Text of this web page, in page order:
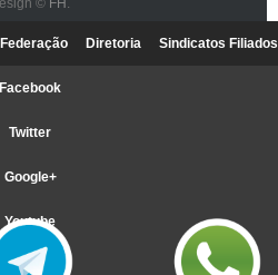
© FH .
Diretoria Sindicatos Filiados
Facebook
Twitter
Google+
Youtube
Webmail